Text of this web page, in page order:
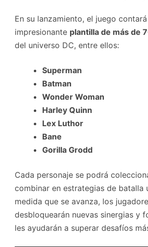
En su lanzamiento, el juego
impresionante plantilla de más de
del universo DC, entre ellos:
Superman
Batman
Wonder Woman
Harley Quinn
Lex Luthor
Bane
Gorilla Grodd
Cada personaje se podrá
combinar en estrategias de batalla
medida que se avanza, los
desbloquearán nuevas sinergias y
les ayudarán a superar desafíos